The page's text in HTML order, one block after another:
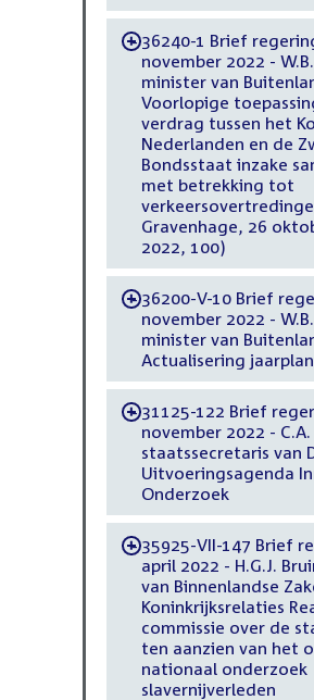
-36240-1 Brief
november 2022 -
minister van
Voorlopige
verdrag tussen het
Nederlanden en de
Bondsstaat inzake
met betrekking tot
Gravenhage, 26
2022, 100)
-36200-V-10 Brief
november 2022 -
minister van
Actualisering
-31125-122 Brief
november 2022 -
staatssecretaris van
Uitvoeringsagenda
Onderzoek
-35925-VII-147 Brief
april 2022 - H.G.J.
van Binnenlandse
Koninkrijksrelaties
commissie over de
ten aanzien van het
nationaal onderzoek
slavernijverleden